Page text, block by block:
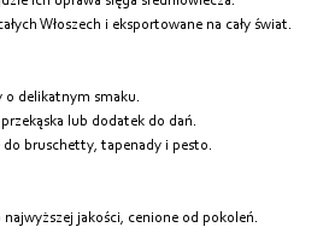
Włoszech i eksportowane na cały świat.
o delikatnym smaku.
lub dodatek do dań.
do bruschetty, tapenady i pesto.
jakości, cenione od pokoleń.